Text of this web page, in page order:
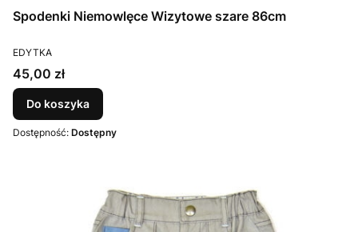
Spodenki Niemowlęce Wizytowe szare 86cm
PRODUCENT
EDYTKA
Cena
45,00 zł
Do koszyka
Dostępność: Dostępny